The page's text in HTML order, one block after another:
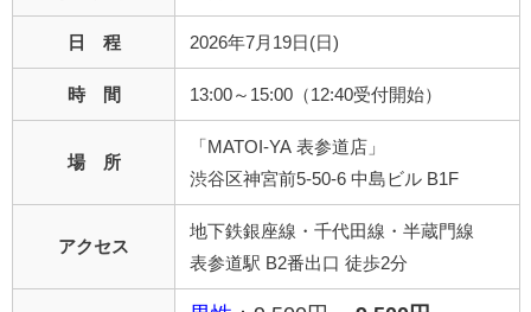
日 程 2026年7月19日(日)
時 間 13:00～15:00（12:40受付開始）
場 所
「MATOI-YA 表参道店」
渋谷区神宮前5-50-6 中島ビル B1F
アクセス
地下鉄銀座線・千代田線・半蔵門線
表参道駅 B2番出口 徒歩2分